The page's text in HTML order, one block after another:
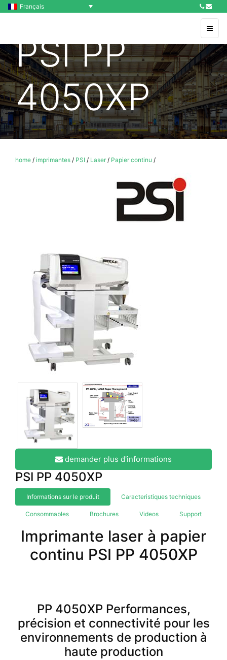
Français
PSI PP
4050XP
home / imprimantes / PSI / Laser/ Papier continu /
demander plus d'informations
PSI PP 4050XP
Informations sur le produit Caracteristiques techniques
Consommables Brochures Videos Support
Imprimante laser à papier
continu PSI PP 4050XP
PP 4050XP Performances,
précision et connectivité pour les
environnements de production à
haute production